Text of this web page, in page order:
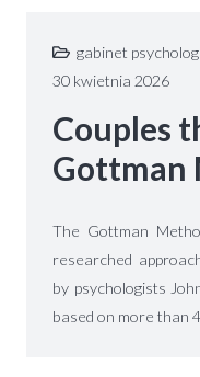
gabinet
30 kwietnia 2026
Couples
Gottman
The Gottman
researched
by psychologists
based on more than